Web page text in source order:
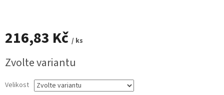
216,83 Kč / ks
cena:
Zvolte variantu
Velikost